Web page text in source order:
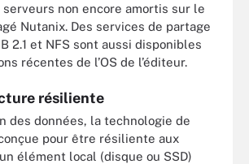
non encore amortis sur le
Nutanix. Des services de partage
2.1 et NFS sont aussi disponibles
récentes de l’OS de l’éditeur.
résiliente
des données, la technologie de
pour être résiliente aux
élément local (disque ou SSD)